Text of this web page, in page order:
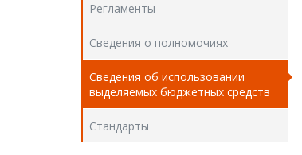
Регламенты
Сведения о полномочиях
Сведения об использовании
выделяемых бюджетных средств
Стандарты